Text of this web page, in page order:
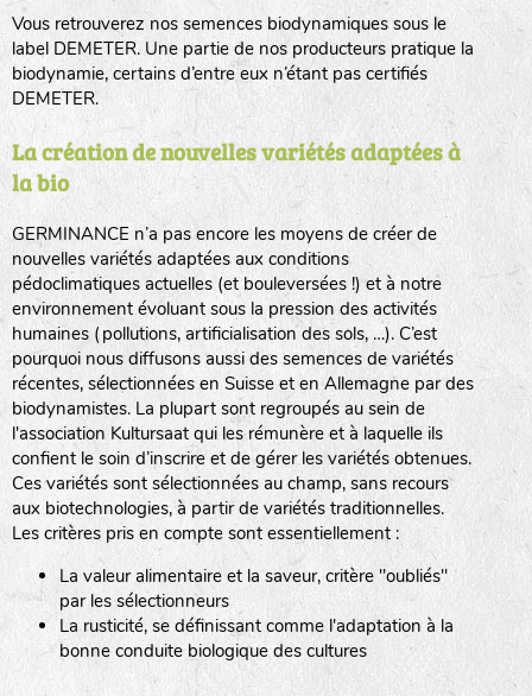
Vous retrouverez nos semences biodynamiques sous le
label DEMETER. Une partie de nos producteurs pratique la
biodynamie, certains d’entre eux n’étant pas certifiés
DEMETER.
La création de nouvelles variétés adaptées à
la bio
GERMINANCE n’a pas encore les moyens de créer de
nouvelles variétés adaptées aux conditions
pédoclimatiques actuelles (et bouleversées !) et à notre
environnement évoluant sous la pression des activités
humaines (pollutions, artificialisation des sols, …). C’est
pourquoi nous diffusons aussi des semences de variétés
récentes, sélectionnées en Suisse et en Allemagne par des
biodynamistes. La plupart sont regroupés au sein de
l'association Kultursaat qui les rémunère et à laquelle ils
confient le soin d’inscrire et de gérer les variétés obtenues.
Ces variétés sont sélectionnées au champ, sans recours
aux biotechnologies, à partir de variétés traditionnelles.
Les critères pris en compte sont essentiellement :
La valeur alimentaire et la saveur, critère "oubliés"
par les sélectionneurs
La rusticité, se définissant comme l'adaptation à la
bonne conduite biologique des cultures
BINGENHEIMER SAATGUT (BGH)
www.bingenheimersaatgut.de
DE BOLSTER (DBO)
www.bolster.nl
GRAINE DEL PAÏS (GDP)
www.grainesdelpais.com
JARDIN EN’VIE (JEV)
LA BOITE A GRAINES (LBAG)
L: Légumes
A: Aromatiques
BEL : Code de la variété
(Ici Belle de nuit)
20 : Année de récolte(ici 2020)
BPA : Initiales du producteur ou du fournisseur de la
semence.
1 : Numéro d’ordre du lot
A : Sans calibre.
G: Gros
M: Moyen calibre
P: Petit calibre
Légumes feuilles
Légumes racines
Plantes aromatiques